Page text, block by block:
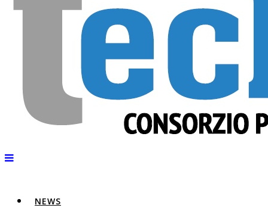
NEWS